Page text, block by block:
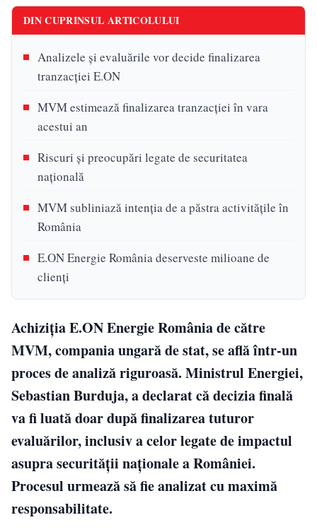
DIN CUPRINSUL ARTICOLULUI
Analizele și evaluările vor decide finalizarea
tranzacției E.ON
MVM estimează finalizarea tranzacției în vara
acestui an
Riscuri și preocupări legate de securitatea
națională
MVM subliniază intenția de a păstra activitățile în
România
E.ON Energie România deserveste milioane de
clienți
Achiziția E.ON Energie România de către
MVM, compania ungară de stat, se află într-un
proces de analiză riguroasă. Ministrul Energiei,
Sebastian Burduja, a declarat că decizia finală
va fi luată doar după finalizarea tuturor
evaluărilor, inclusiv a celor legate de impactul
asupra securității naționale a României.
Procesul urmează să fie analizat cu maximă
responsabilitate.